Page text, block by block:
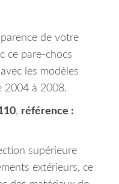
de votre
ce pare-chocs
les modèles
2004 à 2008.
, référence :
supérieure
extérieurs, ce